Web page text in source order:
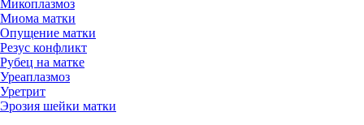
Микоплазмоз
Миома матки
Опущение матки
Резус конфликт
Рубец на матке
Уреаплазмоз
Уретрит
Эрозия шейки матки